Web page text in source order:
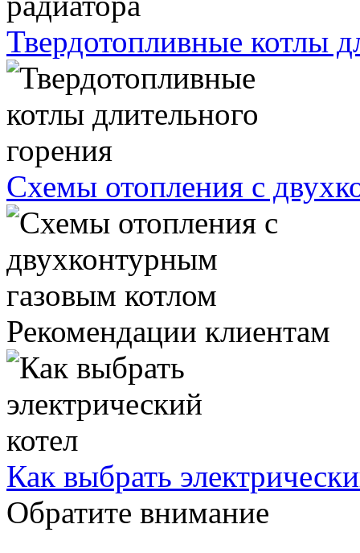
Твердотопливные котлы
Схемы отопления с
Рекомендации клиентам
Как выбрать
Обратите внимание